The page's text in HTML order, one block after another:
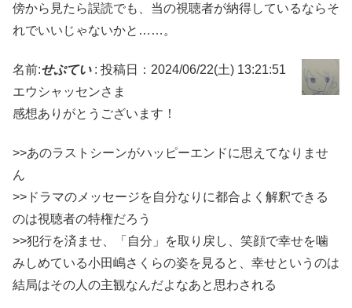
傍から見たら誤読でも、当の視聴者が納得しているならそ
れでいいじゃないかと……。
名前:せぷてい: 投稿日：2024/06/22(土) 13:21:51
エウシャッセンさま
感想ありがとうございます！
>>あのラストシーンがハッピーエンドに思えてなりませ
ん
>>ドラマのメッセージを自分なりに都合よく解釈できる
のは視聴者の特権だろう
>>犯行を済ませ、「自分」を取り戻し、笑顔で幸せを噛
みしめている小田嶋さくらの姿を見ると、幸せというのは
結局はその人の主観なんだよなあと思わされる